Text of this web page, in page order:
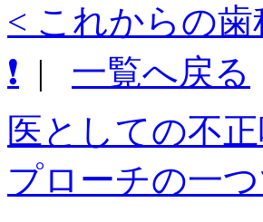
< これからの
❗️ | 一覧へ戻る
医としての不
プローチの一